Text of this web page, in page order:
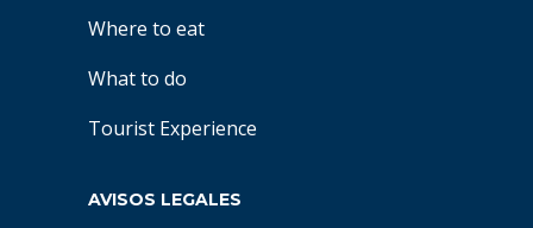
Where to eat
What to do
Tourist Experience
AVISOS LEGALES